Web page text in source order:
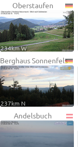
Oberstaufen
234km W
Berghaus Sonnenfels
237km N
Andelsbuch